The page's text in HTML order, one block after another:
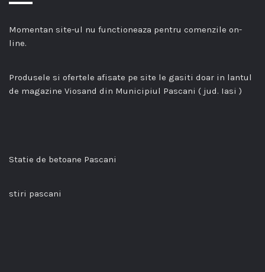
Momentan site-ul nu functioneaza pentru comenzile on-
line.
Produsele si ofertele afisate pe site le gasiti doar in lantul
de magazine Viosand din Municipiul Pascani ( jud. Iasi )
Statie de betoane Pascani
stiri pascani